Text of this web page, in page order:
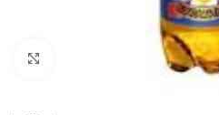
Нажмите, чтобы увеличить